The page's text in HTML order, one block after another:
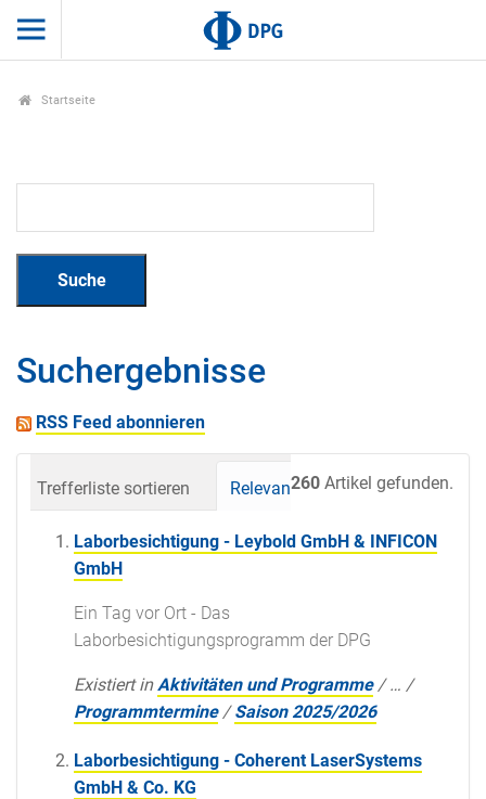
Startseite
Suchergebnisse
RSS Feed abonnieren
260 Artikel gefunden.
Trefferliste sortieren Relevanz Datum
Laborbesichtigung - Leybold GmbH & INFICON
GmbH
Ein Tag vor Ort - Das
Laborbesichtigungsprogramm der DPG
Existiert in Aktivitäten und Programme /… /
Programmtermine /Saison 2025/2026
Laborbesichtigung - Coherent LaserSystems
GmbH & Co. KG